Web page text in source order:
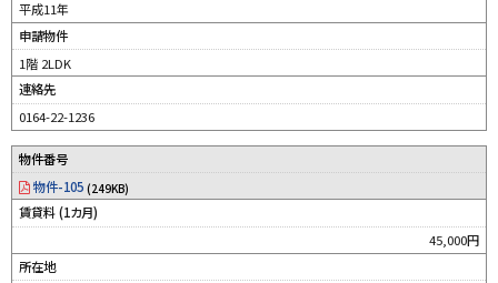
開
ま
）
平成11年
申請物件
1階 2LDK
連絡先
0164-22-1236
物件番号
物件-105 (249KB)
賃貸料 (1カ月)
45,000円
所在地